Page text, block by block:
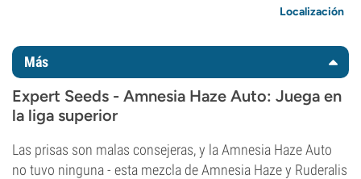
Localización
Más
Expert Seeds - Amnesia Haze Auto: Juega en
la liga superior
Las prisas son malas consejeras, y la Amnesia Haze Auto
no tuvo ninguna - esta mezcla de Amnesia Haze y Ruderalis